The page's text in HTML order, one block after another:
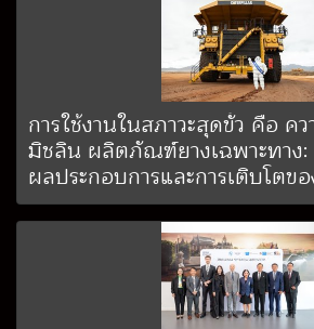
การใช้งานในสภาวะสุดขั้ว คือ ค
มิชลิน ผลิตภัณฑ์ยางเฉพาะทาง
ผลประกอบการและการเติบโต